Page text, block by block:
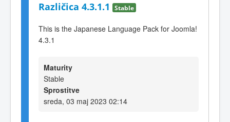
Različica 4.3.1.1 Stable
This is the Japanese Language Pack for Joomla!
4.3.1
Maturity
Stable
Sprostitve
sreda, 03 maj 2023 02:14